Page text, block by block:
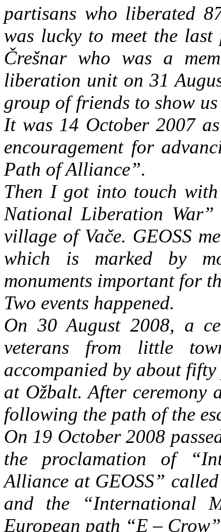
partisans who liberated
was lucky to meet the
Črešnar who was a
liberation unit on 31
group of friends to show
It was 14 October 2007
encouragement for
Path of Alliance”.
Then I got into touch with
National Liberation
village of Vače. GEOSS
which is marked by
monuments important for
Two events happened.
On 30 August 2008, a
veterans from little
accompanied by about
at Ožbalt. After ceremony
following the path of the
On 19 October 2008
the proclamation of
Alliance at GEOSS”
and the “International
European path “E –